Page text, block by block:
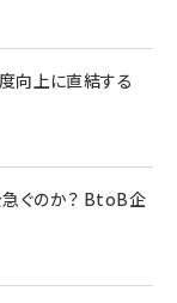
向上に直結する
急ぐのか？ BtoB企